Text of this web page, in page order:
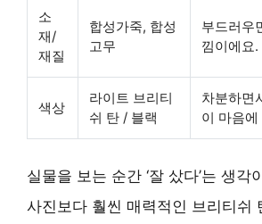
소
재/
재질
합성가죽, 합성
고무
부드러우
낌이에요.
색상
라이트 브리티
쉬 탄 / 블랙
차분하면
이 마음에
실물을 보는 순간 ‘잘 샀다’는 생각
사진보다 훨씬 매력적인 브리티쉬